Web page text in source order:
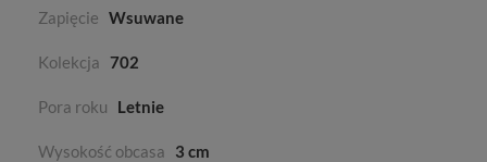
Zapięcie Wsuwane
Kolekcja 702
Pora roku Letnie
Wysokość obcasa 3 cm